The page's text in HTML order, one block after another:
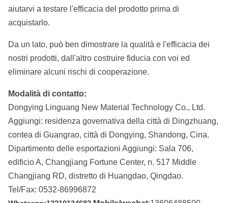
aiutarvi a testare l'efficacia del prodotto prima di
acquistarlo.
Da un lato, può ben dimostrare la qualità e l'efficacia dei
nostri prodotti, dall'altro costruire fiducia con voi ed
eliminare alcuni rischi di cooperazione.
Modalità di contatto:
Dongying Linguang New Material Technology Co., Ltd.
Aggiungi: residenza governativa della città di Dingzhuang,
contea di Guangrao, città di Dongying, Shandong, Cina.
Dipartimento delle esportazioni Aggiungi: Sala 706,
edificio A, Changjiang Fortune Center, n. 517 Middle
Changjiang RD, distretto di Huangdao, Qingdao.
Tel/Fax: 0532-86996872